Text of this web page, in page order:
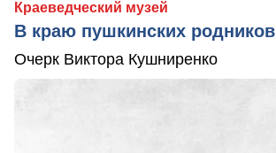
Краеведческий музей
В краю пушкинских родников
Очерк Виктора Кушниренко